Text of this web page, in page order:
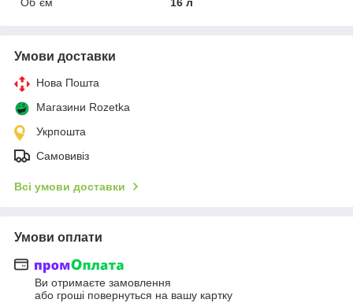
Умови доставки
Нова Пошта
Магазини Rozetka
Укрпошта
Самовивіз
Всі умови доставки
Умови оплати
Ви отримаєте замовлення
або гроші повернуться на вашу картку